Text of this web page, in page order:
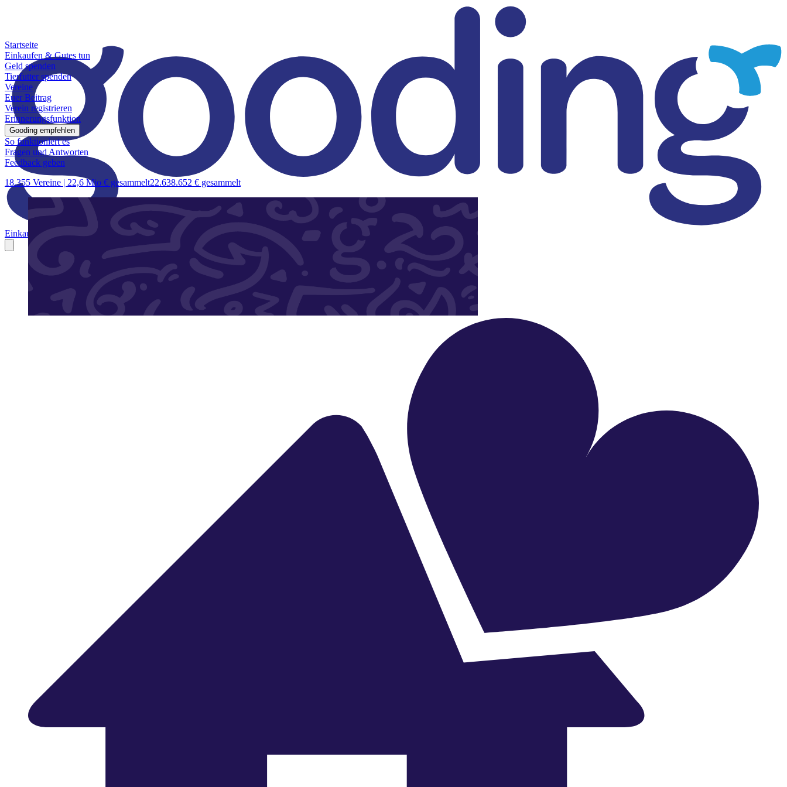
Einkaufen & Gutes tun Geld spendenTierfutter spenden VereineEuer Beitrag
Startseite
Einkaufen & Gutes tun
Geld spenden
Tierfutter spenden
Vereine
Euer Beitrag
Verein registrieren
Erinnerungsfunktion
Gooding empfehlen
So funktioniert es
Fragen und Antworten
Feedback geben
18.355 Vereine | 22,6 Mio € gesammelt22.638.652 € gesammelt